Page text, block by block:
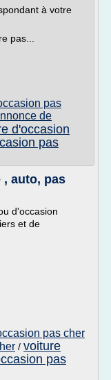
à votre
pas...
pas
de
d'occasion
pas
auto, pas
d'occasion
et de
pas cher
/ voiture
pas